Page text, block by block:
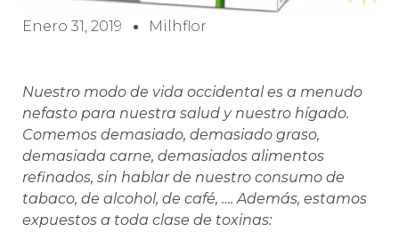
Enero 31, 2019 Milhflor
Nuestro modo de vida occidental es a menudo
nefasto para nuestra salud y nuestro hígado.
Comemos demasiado, demasiado graso,
demasiada carne, demasiados alimentos
refinados, sin hablar de nuestro consumo de
tabaco, de alcohol, de café, …. Además, estamos
expuestos a toda clase de toxinas: